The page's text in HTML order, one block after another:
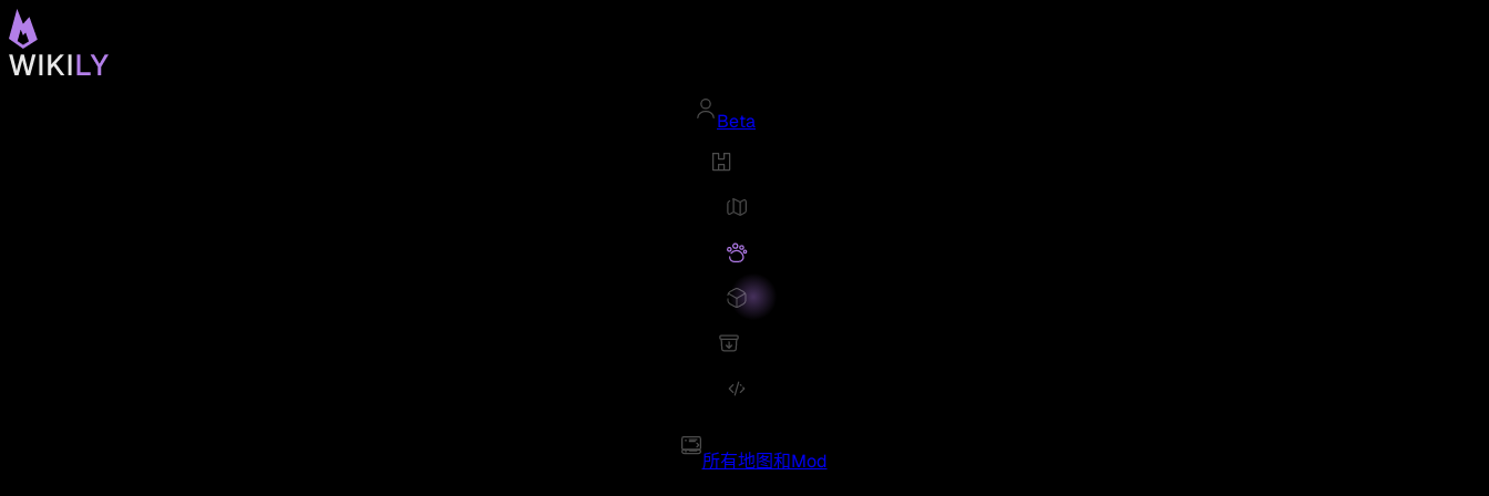
Beta
所有地图和Mod